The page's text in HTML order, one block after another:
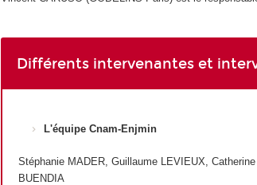
Différents intervenantes et
L'équipe Cnam-Enjmin
Stéphanie MADER, Guillaume LEVIEUX,
BUENDIA